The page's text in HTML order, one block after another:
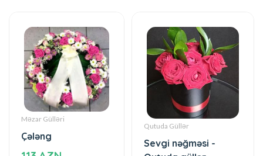
Məzar Gülləri
Çələng
113 AZN
Qutuda Güllər
Sevgi nəğməsi -
Qutuda güllər
67 AZN